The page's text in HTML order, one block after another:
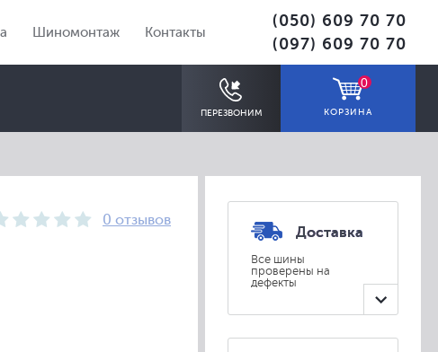
Шиномонтаж Контакты
(050) 609 70 70
(097) 609 70 70
ПЕРЕЗВОНИМ
0
КОРЗИНА
0 отзывов
Доставка
Все шины
проверены на
дефекты